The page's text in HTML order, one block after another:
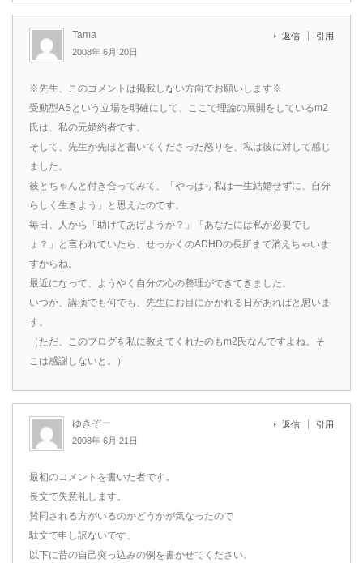
Tama
2008年 6月 20日
返信 引用
※先生、このコメントは掲載しない方向でお願いします※
受動型ASという立場を明確にして、ここで理論の展開をしているm2
氏は、私の元婚約者です。
そして、先生が先ほど書いてくださった怒りを、私は彼に対して感じ
ました。
彼とちゃんと付き合ってみて、「やっぱり私は一生結婚せずに、自分
らしく生きよう」と思えたのです。
毎日、人から「助けてあげようか？」「あなたには私が必要でし
ょ？」と言われていたら、せっかくのADHDの長所まで消えちゃいま
すからね。
最近になって、ようやく自分の心の整理ができてきました。
いつか、講演でも何でも、先生にお目にかかれる日があればと思いま
す。
（ただ、このブログを私に教えてくれたのもm2氏なんですよね。そ
こは感謝しないと。）
ゆきぞー
2008年 6月 21日
返信 引用
最初のコメントを書いた者です。
長文で失意礼します。
賛同される方がいるのかどうかが気なったので
駄文で申し訳ないです、
以下に昔の自己突っ込みの例を書かせてください。